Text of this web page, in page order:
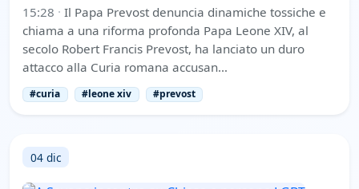
15:28 · Il Papa Prevost denuncia dinamiche tossiche e
chiama a una riforma profonda Papa Leone XIV, al
secolo Robert Francis Prevost, ha lanciato un duro
attacco alla Curia romana accusan…
#curia #leone xiv #prevost
04 dic